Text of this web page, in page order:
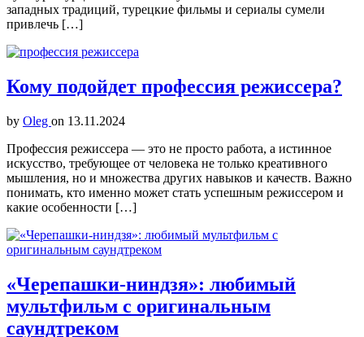
западных традиций, турецкие фильмы и сериалы сумели
привлечь […]
Кому подойдет профессия режиссера?
by Oleg on 13.11.2024
Профессия режиссера — это не просто работа, а истинное
искусство, требующее от человека не только креативного
мышления, но и множества других навыков и качеств. Важно
понимать, кто именно может стать успешным режиссером и
какие особенности […]
«Черепашки-ниндзя»: любимый
мультфильм с оригинальным
саундтреком